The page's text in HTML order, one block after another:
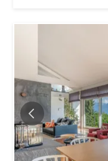
Wohnräumen.
Bereits beim
Foyer mit
aus: Ein schönes,
Schlafzimmer mit
Badezimmer mit
WC Ein Abstellraum
Wasch-/
Hauptgeschoss bietet
Atmosphäre, die von
Eine geschlossene,